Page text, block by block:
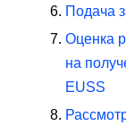
Подача
Оценка
на
EUSS